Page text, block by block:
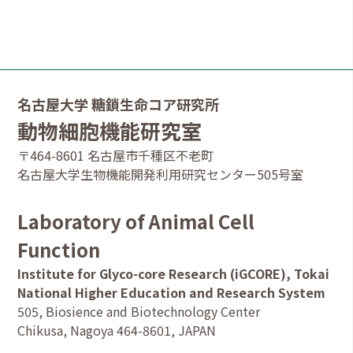
名古屋大学 糖鎖生命コア研究所
動物細胞機能研究室
〒464-8601 名古屋市千種区不老町
名古屋大学生物機能開発利用研究センター505号室
Laboratory of Animal Cell
Function
Institute for Glyco-core Research (iGCORE), Tokai
National Higher Education and Research System
505, Biosience and Biotechnology Center
Chikusa, Nagoya 464-8601, JAPAN